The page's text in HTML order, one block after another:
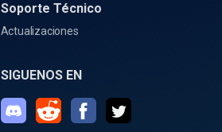
Soporte Técnico
Actualizaciones
SIGUENOS EN